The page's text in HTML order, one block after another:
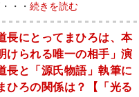
・・ 続きを読む
長にとってまひろは、本
けられる唯一の相手」演
長と「源氏物語」執筆に
ひろの関係は？【「光る